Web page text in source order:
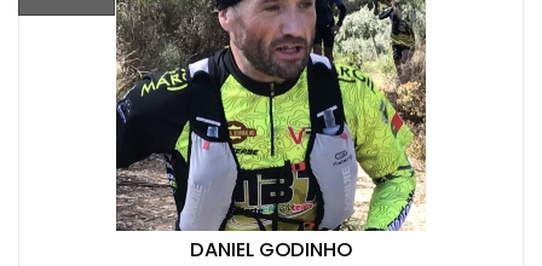
DANIEL GODINHO